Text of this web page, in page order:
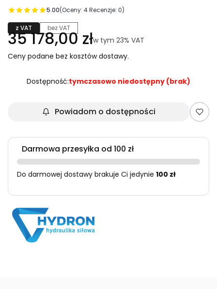
5.00(Oceny: 4 Recenzje: 0)
z VAT bez VAT
Cena
35 178,00 złw tym 23% VAT
w tym 23% VAT
Ceny podane bez kosztów dostawy.
Dostępność:tymczasowo niedostępny (brak)
Powiadom o dostępności
Darmowa przesyłka od 100 zł
Do darmowej dostawy brakuje Ci jedynie 100 zł